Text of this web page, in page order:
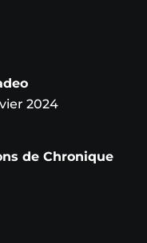
2024
de Chronique